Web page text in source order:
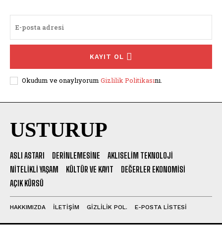
KAYIT OL
Okudum ve onaylıyorum Gizlilik Politikasını.
USTURUP
ASLI ASTARI DERINLEMESINE
AKLISELIM TEKNOLOJI
NITELIKLI YAŞAM
KÜLTÜR VE KAYIT
DEĞERLER EKONOMISI
AÇIK KÜRSÜ
HAKKIMIZDA İLETİŞİM GİZLİLİK POL. E-POSTA LİSTESİ